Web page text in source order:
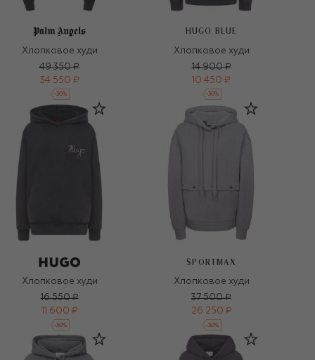
Хлопковое худи
49 350 ₽
34 550 ₽
-30%
HUGO BLUE
Хлопковое худи
14 900 ₽
10 450 ₽
-30%
Хлопковое худи
16 550 ₽
11 600 ₽
-30%
SPORTMAX
Хлопковое худи
37 500 ₽
26 250 ₽
-30%